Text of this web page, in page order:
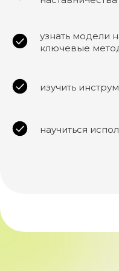
узнать модели
ключевые
изучить
научиться